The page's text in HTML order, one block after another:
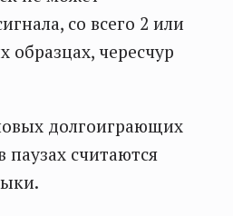
со всего 2 или
образцах, чересчур
долгоиграющих
считаются